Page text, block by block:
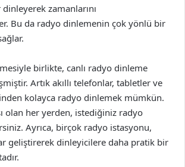
zamanlarını
Bu da radyo dinlemenin çok yönlü bir
birlikte, canlı radyo dinleme
Artık akıllı telefonlar, tabletler ve
kolayca radyo dinlemek mümkün.
olan her yerden, istediğiniz radyo
Ayrıca, birçok radyo istasyonu,
geliştirerek dinleyicilere daha pratik bir